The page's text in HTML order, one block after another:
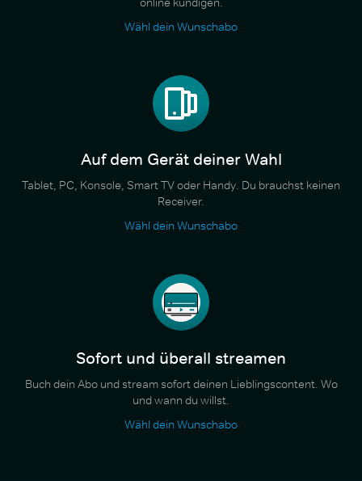
Wähl dein Wunschabo
Auf dem Gerät deiner Wahl
Tablet, PC, Konsole, Smart TV oder Handy. Du brauchst keinen
Receiver.
Wähl dein Wunschabo
Sofort und überall streamen
Buch dein Abo und stream sofort deinen Lieblingscontent. Wo
und wann du willst.
Wähl dein Wunschabo